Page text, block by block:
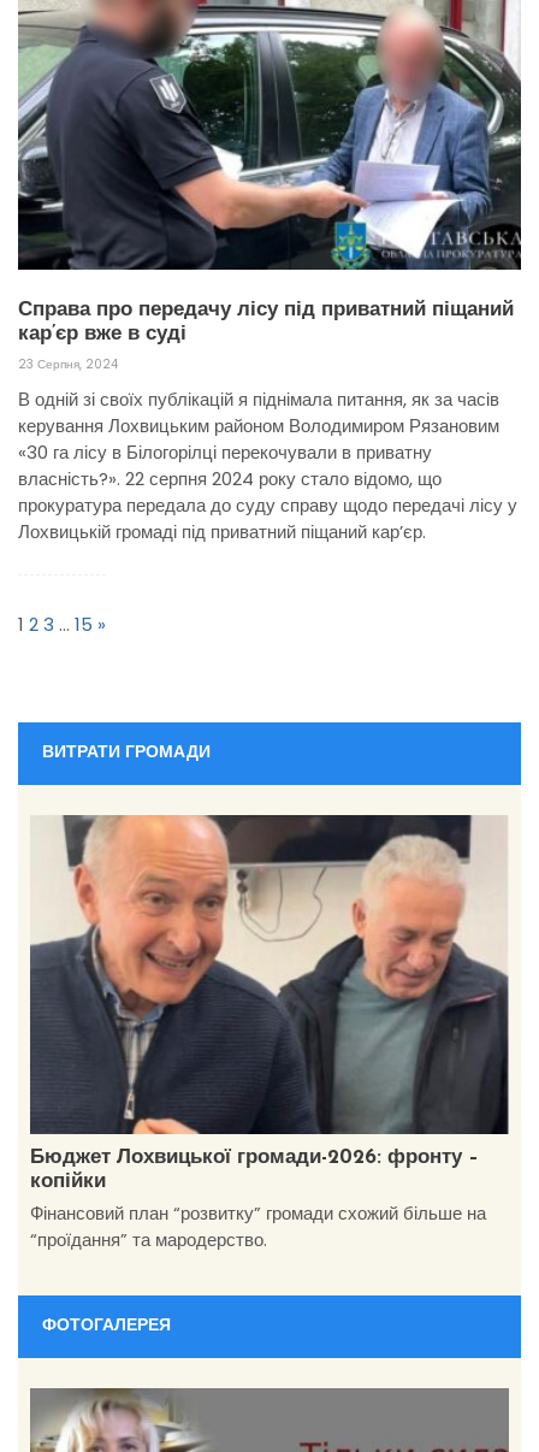
Справа про передачу лісу під приватний піщаний
кар’єр вже в суді
23 Серпня, 2024
В одній зі своїх публікацій я піднімала питання, як за часів
керування Лохвицьким районом Володимиром Рязановим
«30 га лісу в Білогорілці перекочували в приватну
власність?». 22 серпня 2024 року стало відомо, що
прокуратура передала до суду справу щодо передачі лісу у
Лохвицькій громаді під приватний піщаний кар’єр.
1 23 … 15 »
ВИТРАТИ ГРОМАДИ
Бюджет Лохвицької громади-2026: фронту –
копійки
Фінансовий план “розвитку” громади схожий більше на
“проїдання” та мародерство.
ФОТОГАЛЕРЕЯ